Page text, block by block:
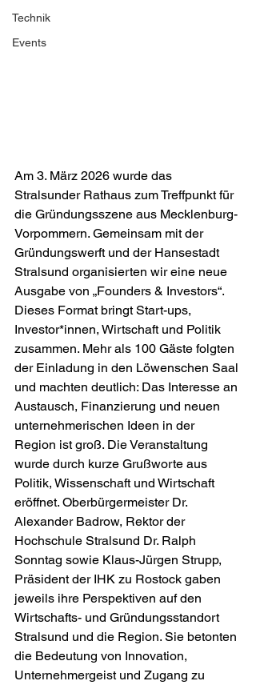
Technik
Events
Am 3. März 2026 wurde das
Stralsunder Rathaus zum Treffpunkt für
die Gründungsszene aus Mecklenburg-
Vorpommern. Gemeinsam mit der
Gründungswerft und der Hansestadt
Stralsund organisierten wir eine neue
Ausgabe von „Founders & Investors“.
Dieses Format bringt Start-ups,
Investor*innen, Wirtschaft und Politik
zusammen. Mehr als 100 Gäste folgten
der Einladung in den Löwenschen Saal
und machten deutlich: Das Interesse an
Austausch, Finanzierung und neuen
unternehmerischen Ideen in der
Region ist groß. Die Veranstaltung
wurde durch kurze Grußworte aus
Politik, Wissenschaft und Wirtschaft
eröffnet. Oberbürgermeister Dr.
Alexander Badrow, Rektor der
Hochschule Stralsund Dr. Ralph
Sonntag sowie Klaus-Jürgen Strupp,
Präsident der IHK zu Rostock gaben
jeweils ihre Perspektiven auf den
Wirtschafts- und Gründungsstandort
Stralsund und die Region. Sie betonten
die Bedeutung von Innovation,
Unternehmergeist und Zugang zu